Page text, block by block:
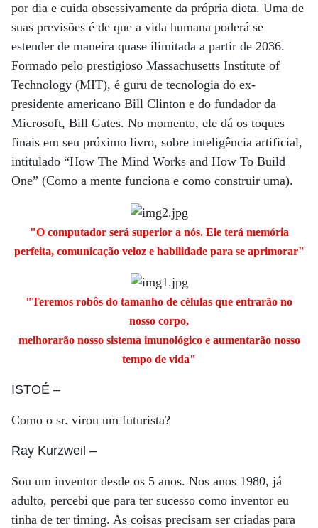
por dia e cuida obsessivamente da própria dieta. Uma de
suas previsões é de que a vida humana poderá se
estender de maneira quase ilimitada a partir de 2036.
Formado pelo prestigioso Massachusetts Institute of
Technology (MIT), é guru de tecnologia do ex-
presidente americano Bill Clinton e do fundador da
Microsoft, Bill Gates. No momento, ele dá os toques
finais em seu próximo livro, sobre inteligência artificial,
intitulado “How The Mind Works and How To Build
One” (Como a mente funciona e como construir uma).
"O computador será superior a nós. Ele terá memória
perfeita, comunicação veloz e habilidade para se aprimorar"
"Teremos robôs do tamanho de células que entrarão no
nosso corpo,
melhorarão nosso sistema imunológico e aumentarão nosso
tempo de vida"
ISTOÉ –
Como o sr. virou um futurista?
Ray Kurzweil –
Sou um inventor desde os 5 anos. Nos anos 1980, já
adulto, percebi que para ter sucesso como inventor eu
tinha de ter timing. As coisas precisam ser criadas para